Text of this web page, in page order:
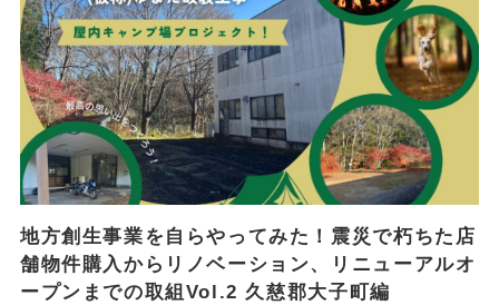
地方創生事業を自らやってみた！震災で朽ちた店
舗物件購入からリノベーション、リニューアルオ
ープンまでの取組Vol.2 久慈郡大子町編